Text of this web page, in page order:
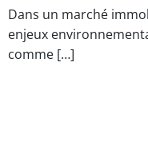
Dans un marché
enjeux
comme […]